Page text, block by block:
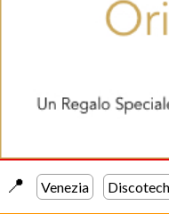
📍️ Venezia